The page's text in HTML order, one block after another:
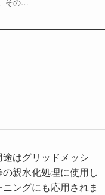
はグリッドメッシ
親水化処理に使用し
ングにも応用されま